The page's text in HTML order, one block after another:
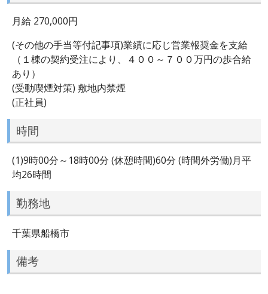
月給 270,000円
(その他の手当等付記事項)業績に応じ営業報奨金を支給
（１棟の契約受注により、４００～７００万円の歩合給
あり）
(受動喫煙対策) 敷地内禁煙
(正社員)
時間
(1)9時00分～18時00分 (休憩時間)60分 (時間外労働)月平
均26時間
勤務地
千葉県船橋市
備考